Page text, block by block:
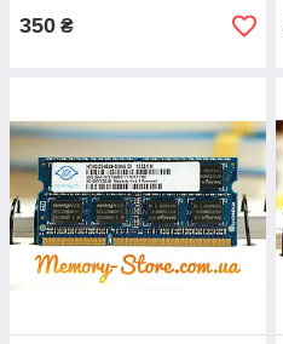
350 ₴